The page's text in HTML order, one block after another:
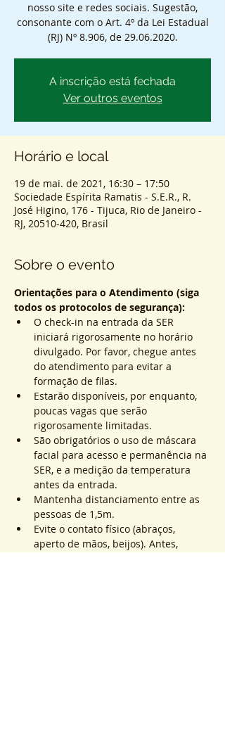
nosso site e redes sociais. Sugestão,
consonante com o Art. 4º da Lei Estadual
(RJ) Nº 8.906, de 29.06.2020.
A inscrição está fechada
Ver outros eventos
Horário e local
19 de mai. de 2021, 16:30 – 17:50
Sociedade Espírita Ramatis - S.E.R., R.
José Higino, 176 - Tijuca, Rio de Janeiro -
RJ, 20510-420, Brasil
Sobre o evento
Orientações para o Atendimento (siga
todos os protocolos de segurança):
O check-in na entrada da SER
iniciará rigorosamente no horário
divulgado. Por favor, chegue antes
do atendimento para evitar a
formação de filas.
Estarão disponíveis, por enquanto,
poucas vagas que serão
rigorosamente limitadas.
São obrigatórios o uso de máscara
facial para acesso e permanência na
SER, e a medição da temperatura
antes da entrada.
Mantenha distanciamento entre as
pessoas de 1,5m.
Evite o contato físico (abraços,
aperto de mãos, beijos). Antes,